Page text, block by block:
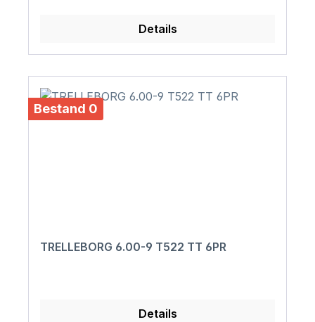
Details
Bestand 0
TRELLEBORG 6.00-9 T522 TT 6PR
Details